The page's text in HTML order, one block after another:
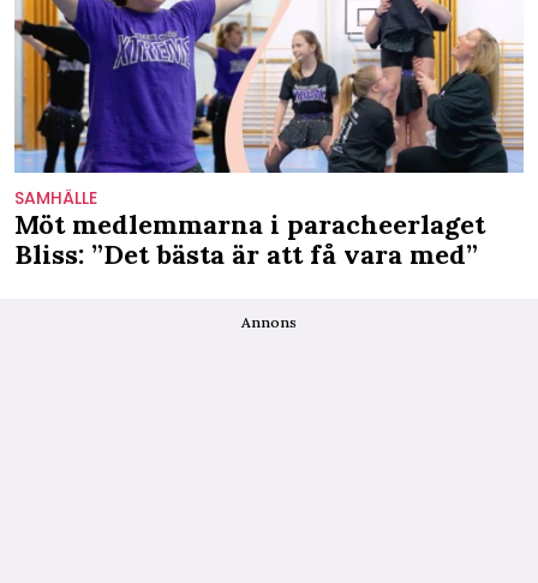
SAMHÄLLE
Möt medlemmarna i paracheerlaget
Bliss: ”Det bästa är att få vara med”
Annons